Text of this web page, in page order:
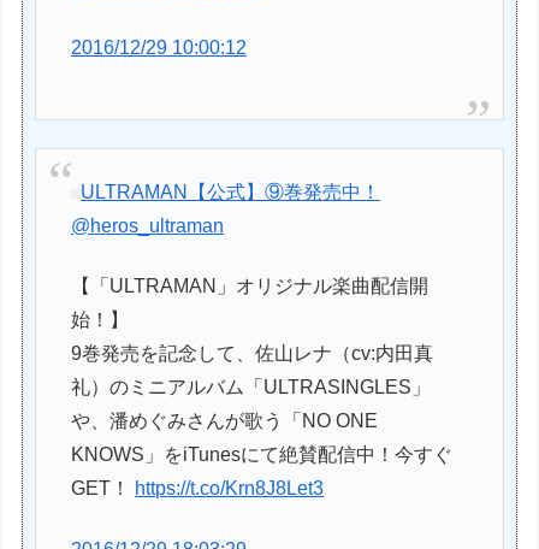
2016/12/29 10:00:12
ULTRAMAN【公式】⑨巻発売中！
@heros_ultraman
【「ULTRAMAN」オリジナル楽曲配信開
始！】
9巻発売を記念して、佐山レナ（cv:内田真
礼）のミニアルバム「ULTRASINGLES」
や、潘めぐみさんが歌う「NO ONE
KNOWS」をiTunesにて絶賛配信中！今すぐ
GET！
https://t.co/Krn8J8Let3